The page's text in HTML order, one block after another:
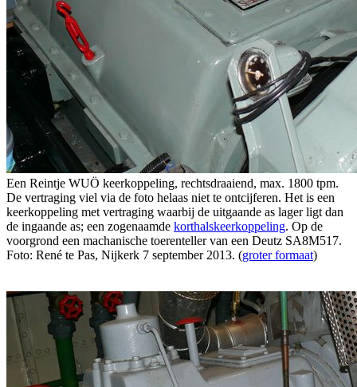
Een Reintje WUÖ keerkoppeling, rechtsdraaiend, max. 1800 tpm.
De vertraging viel via de foto helaas niet te ontcijferen. Het is een
keerkoppeling met vertraging waarbij de uitgaande as lager ligt dan
de ingaande as; een zogenaamde korthalskeerkoppeling. Op de
voorgrond een machanische toerenteller van een Deutz SA8M517.
Foto: René te Pas, Nijkerk 7 september 2013. (groter formaat)